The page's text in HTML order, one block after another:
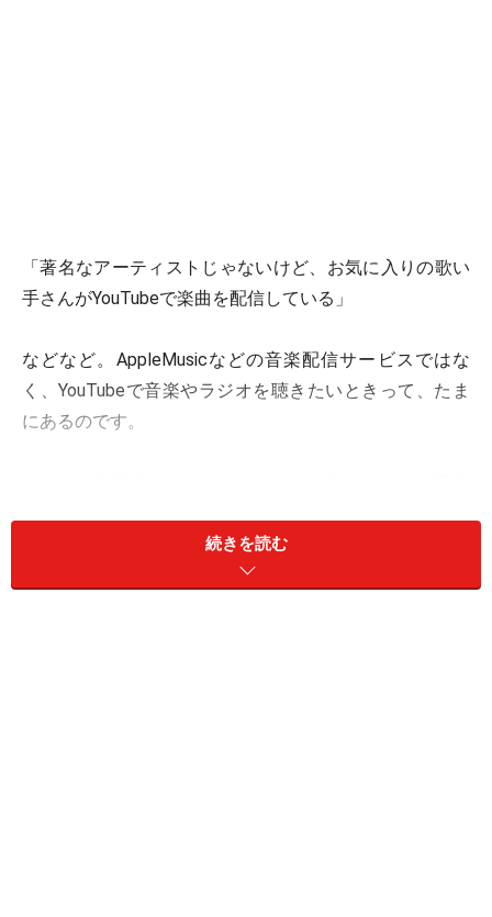
「著名なアーティストじゃないけど、お気に入りの歌い
手さんがYouTubeで楽曲を配信している」
などなど。AppleMusicなどの音楽配信サービスではな
く、YouTubeで音楽やラジオを聴きたいときって、たま
にあるのです。
ばならないのが玉に瑕です。
続きを読む